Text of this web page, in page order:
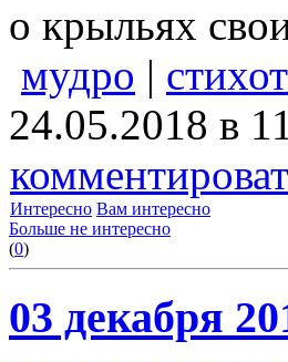
о крыльях
мудро |
24.05.2018 в
Интересно Вам интересно
Больше не интересно
(0)
03 декабря